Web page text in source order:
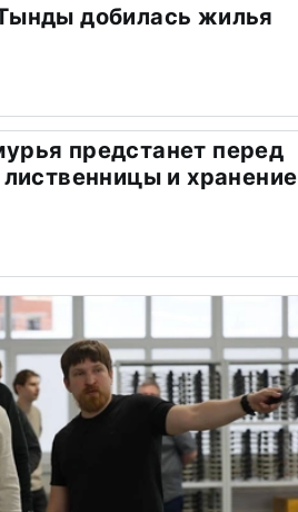
добилась жилья
предстанет перед
и хранение